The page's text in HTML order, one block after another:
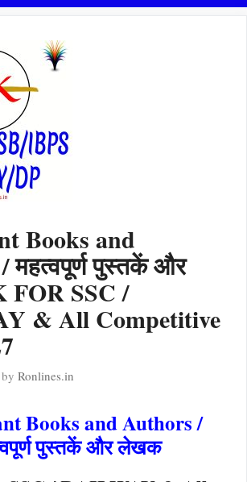
Books and
महत्वपूर्ण पुस्तकें और
SSC /
& All Competitive
by Ronlines.in
Books and Authors /
पुस्तकें और लेखक